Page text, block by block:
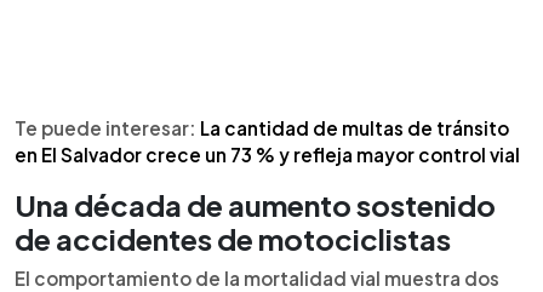
Te puede interesar: La cantidad de multas de tránsito
en El Salvador crece un 73 % y refleja mayor control vial
Una década de aumento sostenido
de accidentes de motociclistas
El comportamiento de la mortalidad vial muestra dos